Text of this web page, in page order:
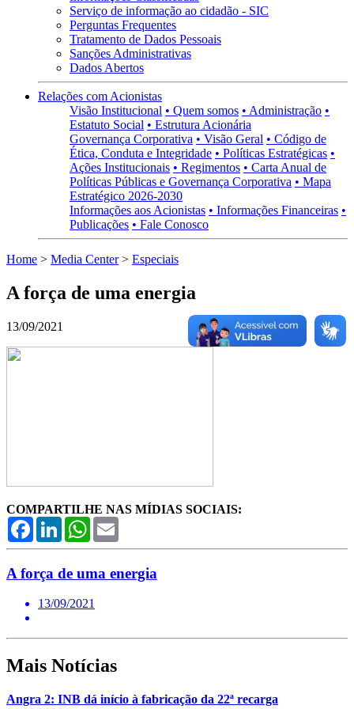
Serviço de informação ao cidadão - SIC
Perguntas Frequentes
Tratamento de Dados Pessoais
Sanções Administrativas
Dados Abertos
Relações com Acionistas
Visão Institucional • Quem somos • Administração •
Estatuto Social • Estrutura Acionária
Governança Corporativa • Visão Geral • Código de
Ética, Conduta e Integridade • Políticas Estratégicas •
Ações Institucionais • Regimentos • Carta Anual de
Políticas Públicas e Governança Corporativa • Mapa
Estratégico 2026-2030
Informações aos Acionistas • Informações Financeiras •
Publicações • Fale Conosco
Home > Media Center> Especiais
A força de uma energia
13/09/2021
COMPARTILHE NAS MÍDIAS SOCIAIS:
FacebookLinkedInWhatsApp
A força de uma energia
13/09/2021
Mais Notícias
Angra 2: INB dá início à fabricação da 22ª recarga